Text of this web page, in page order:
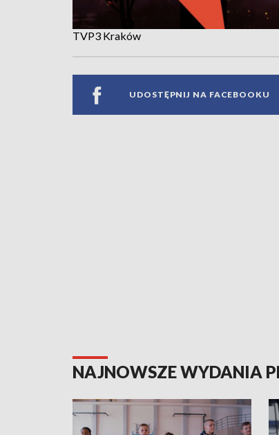
TVP3 Kraków
UDOSTĘPNIJ NA FACEBOOKU
NAJNOWSZE WYDANIA